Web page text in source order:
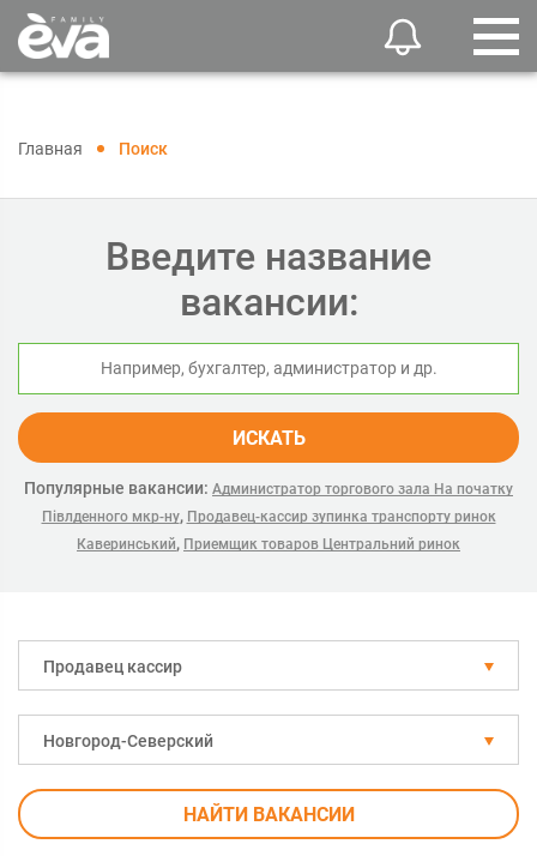
Главная Поиск
Введите название
вакансии:
ИСКАТЬ
Популярные вакансии: Администратор торгового зала На початку
Півлденного мкр-ну, Продавец-кассир зупинка транспорту ринок
Каверинський, Приемщик товаров Центральний ринок
Продавец кассир
Новгород-Северский
НАЙТИ ВАКАНСИИ